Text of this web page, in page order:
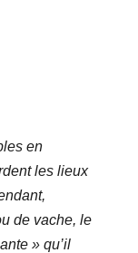
en
les lieux
de vache, le
» qu’il